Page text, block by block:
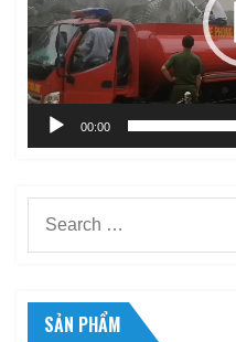
00:00
SẢN PHẨM